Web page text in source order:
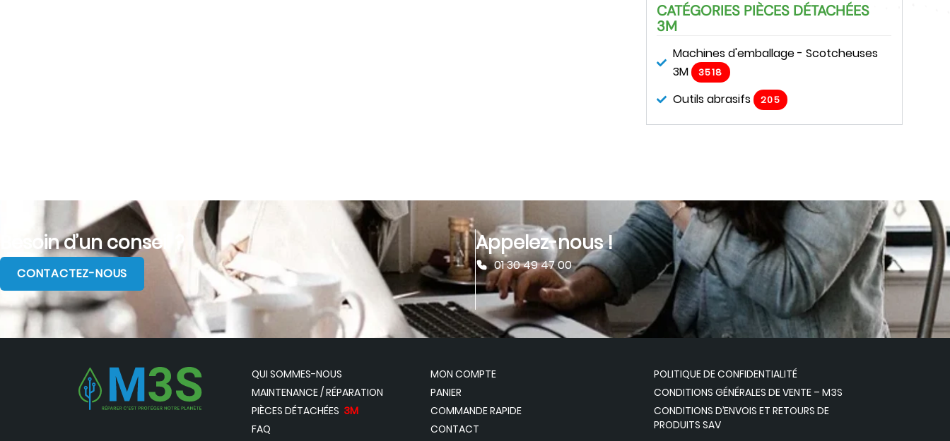
CATÉGORIES PIÈCES DÉTACHÉES
3M
Machines d'emballage - Scotcheuses
3M
3518
Outils abrasifs 205
Besoin d’un conseil ?
CONTACTEZ-NOUS
Appelez-nous !
01 30 49 47 00
QUI SOMMES-NOUS
MAINTENANCE / RÉPARATION
PIÈCES DÉTACHÉES 3M
FAQ
MON COMPTE
PANIER
COMMANDE RAPIDE
CONTACT
POLITIQUE DE CONFIDENTIALITÉ
CONDITIONS GÉNÉRALES DE VENTE – M3S
CONDITIONS D’ENVOIS ET RETOURS DE
PRODUITS SAV